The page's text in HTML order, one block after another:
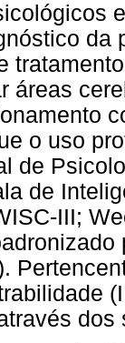
da
áreas
o uso
de
de
III;